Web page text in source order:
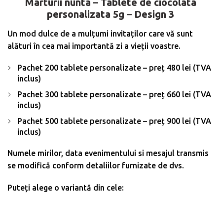
Marturii nunta – Tablete de ciocolata
personalizata 5g – Design 3
Un mod dulce de a mulțumi invitaților care vă sunt
alături în cea mai importantă zi a vieții voastre.
Pachet 200 tablete personalizate – preț 480 lei (TVA
inclus)
Pachet 300 tablete personalizate – preț 660 lei (TVA
inclus)
Pachet 500 tablete personalizate – preț 900 lei (TVA
inclus)
Numele mirilor, data evenimentului si mesajul transmis
se modifică conform detaliilor furnizate de dvs.
Puteți alege o variantă din cele: